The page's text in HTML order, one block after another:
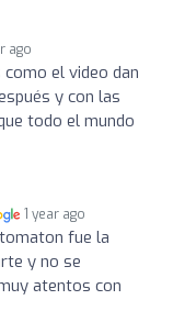
ago
el video dan
y con las
todo el mundo
1 year ago
fue la
y no se
atentos con